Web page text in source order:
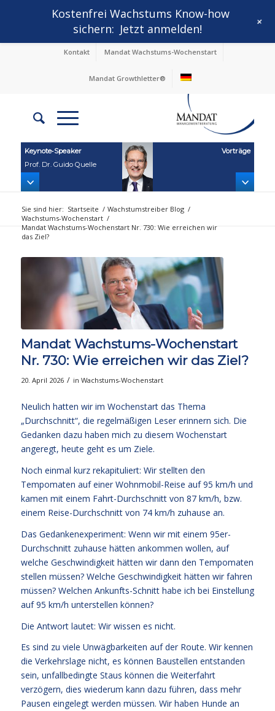
Kontakt Mandat Wachstums-Wochenstart
Mandat Growthletter®
Keynote‑Speaker
Prof. Dr. Guido Quelle
Vorträge
Sie sind hier: Startseite / Wachstumstreiber Blog /
Wachstums-Wochenstart /
Mandat Wachstums-Wochenstart Nr. 730: Wie erreichen wir
das Ziel?
Mandat Wachstums-Wochenstart
Nr. 730: Wie erreichen wir das Ziel?
20. April 2026 / in Wachstums-Wochenstart
Neulich hatten wir im Wochenstart das Thema
„Durchschnitt“, die regelmäßigen Leser erinnern sich. Die
Gedanken dazu haben mich zu diesem Wochenstart
angeregt, heute geht es um Ziele.
Noch einmal kurz rekapituliert: Wir stellten den
Tempomaten auf einer Wohnmobil-Reise auf 95 km/h und
kamen mit einem Fahrt-Durchschnitt von 87 km/h, bzw.
einem Reise-Durchschnitt von 74 km/h zuhause an.
Das Gedankenexperiment: Wenn wir mit einem 95er-
Durchschnitt zuhause hätten ankommen wollen, auf
welche Geschwindigkeit hätten wir dann den Tempomaten
stellen müssen? Welche Geschwindigkeit hätten wir fahren
müssen? Welchen Ankunfts-Schnitt habe ich bei Einstellung
auf 95 km/h unterstellen können?
Die Antwort lautet: Wir wissen es nicht.
Es sind zu viele Unwägbarkeiten auf der Route. Wir kennen
die Verkehrslage nicht, es können Baustellen entstanden
sein, unfallbedingte Staus können die Weiterfahrt
verzögern, dies wiederum kann dazu führen, dass mehr
Pausen eingelegt werden müssen. Wir haben Hunde an
Kostenfrei Wachstums Know-how
sichern: Jetzt anmelden! +